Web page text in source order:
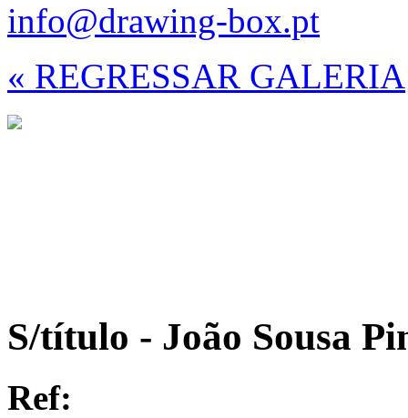
info@drawing-box.pt
« REGRESSAR GALERIA
S/título - João Sousa
Ref: